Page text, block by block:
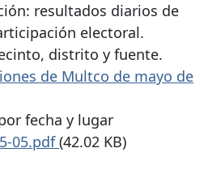
resultados diarios de
electoral.
distrito y fuente.
de Multco de mayo de
fecha y lugar
05.pdf(42.02 KB)